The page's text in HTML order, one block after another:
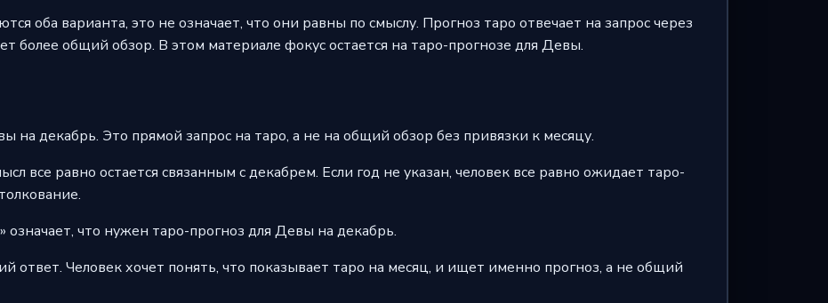
оба варианта, это не означает, что они равны по смыслу. Прогноз таро отвечает на запрос через
более общий обзор. В этом материале фокус остается на таро-прогнозе для Девы.
на декабрь. Это прямой запрос на таро, а не на общий обзор без привязки к месяцу.
все равно остается связанным с декабрем. Если год не указан, человек все равно ожидает таро-
означает, что нужен таро-прогноз для Девы на декабрь.
ответ. Человек хочет понять, что показывает таро на месяц, и ищет именно прогноз, а не общий